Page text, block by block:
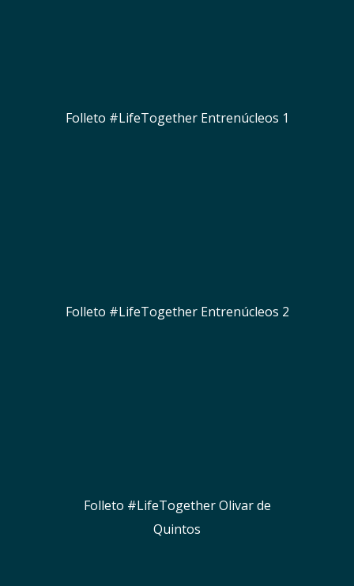
Folleto #LifeTogether Entrenúcleos 1
Folleto #LifeTogether Entrenúcleos 2
Folleto #LifeTogether Olivar de
Quintos